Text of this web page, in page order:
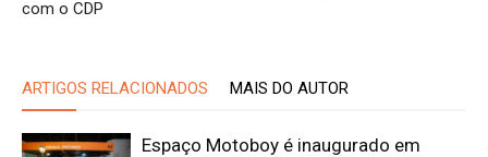
com o CDP
ARTIGOS RELACIONADOS MAIS DO AUTOR
Espaço Motoboy é inaugurado em